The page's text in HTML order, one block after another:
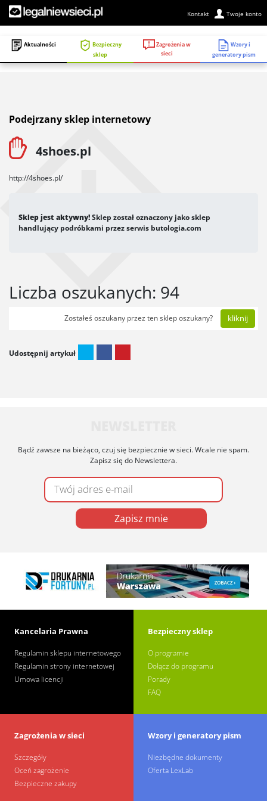
Kontakt Twoje konto
Aktualności
Bezpieczny
sklep
Zagrożenia w
sieci
Wzory i
generatory pism
Podejrzany sklep internetowy
4shoes.pl
http://4shoes.pl/
Sklep jest aktywny!Sklep został oznaczony jako sklep
handlujący podróbkami przez serwis butologia.com
Liczba oszukanych: 94
Zostałeś oszukany przez ten sklep oszukany? kliknij
Udostępnij artykuł
Bądź zawsze na bieżąco, czuj się bezpiecznie w sieci. Wcale nie spam.
Zapisz się do Newslettera.
Zapisz mnie
Kancelaria Prawna
Regulamin sklepu internetowego
Regulamin strony internetowej
Umowa licencji
Bezpieczny sklep
O programie
Dołącz do programu
Porady
FAQ
Zagrożenia w sieci
Szczegóły
Oceń zagrożenie
Bezpieczne zakupy
Wzory i generatory pism
Niezbędne dokumenty
Oferta LexLab